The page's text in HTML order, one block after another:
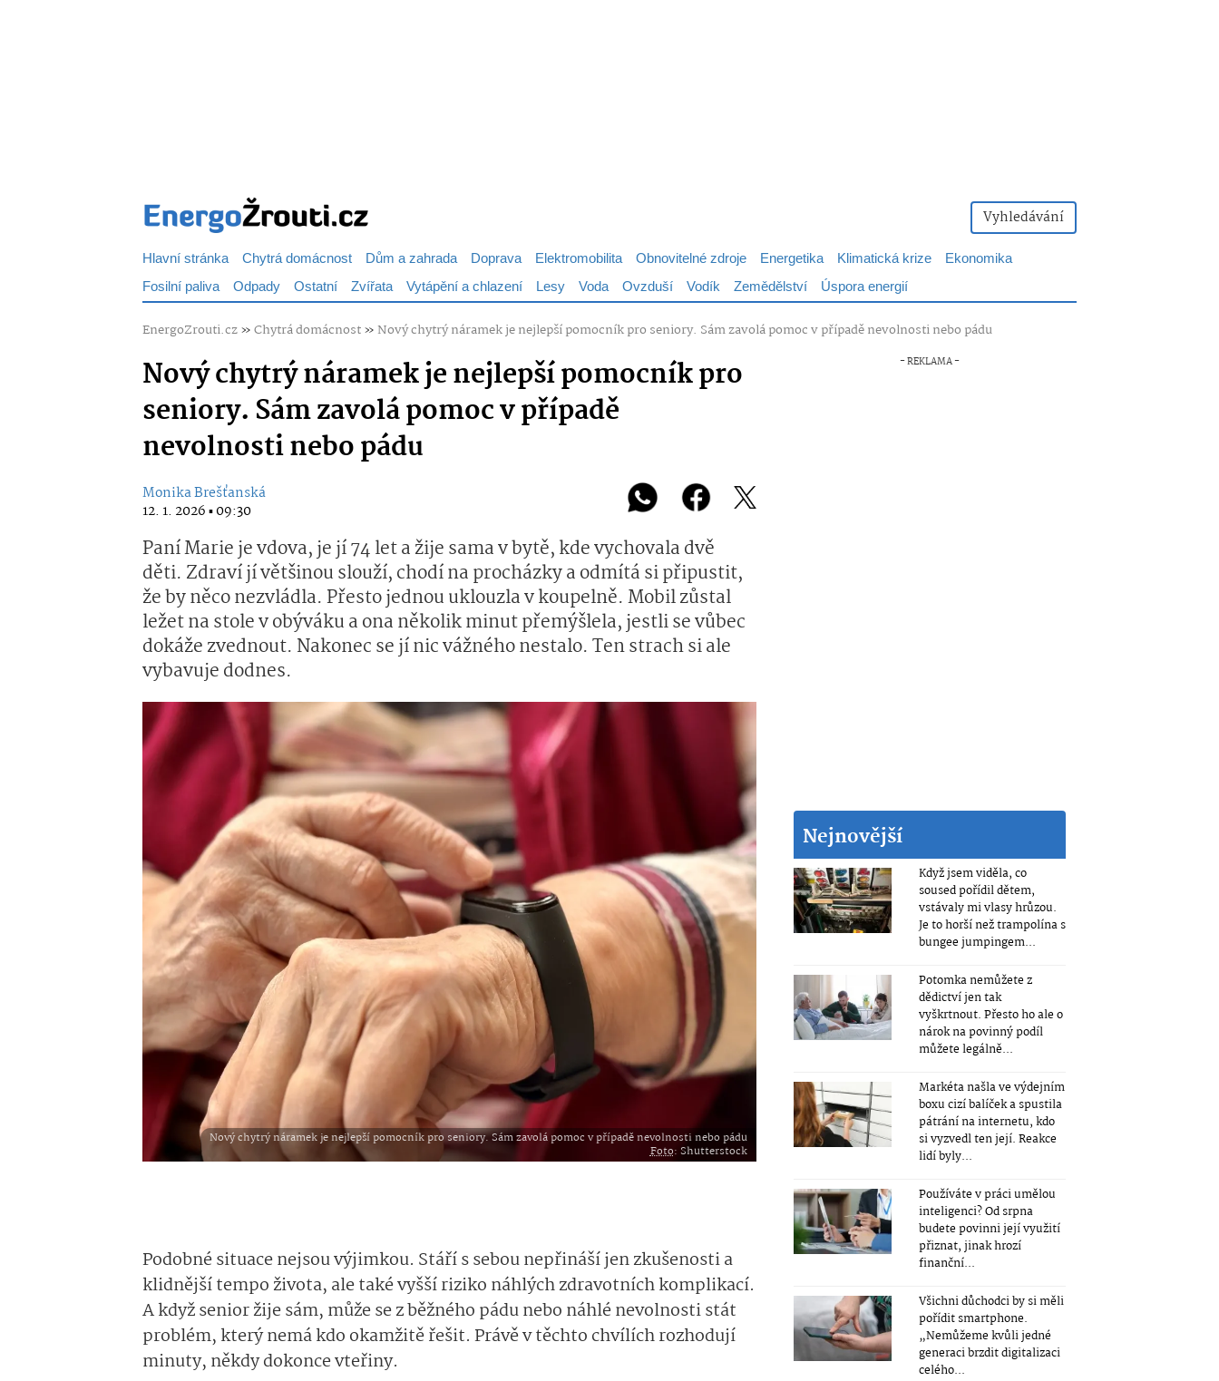
Vyhledávání
Hlavní stránka Chytrá domácnost Dům a zahrada Doprava Elektromobilita Obnovitelné zdroje Energetika Klimatická krize
Ekonomika
Fosilní paliva Odpady Ostatní Zvířata Vytápění a chlazení Lesy Voda Ovzduší Vodík Zemědělství Úspora energií
EnergoZrouti.cz»Chytrá domácnost»Nový chytrý náramek je nejlepší pomocník pro seniory. Sám zavolá pomoc v případě nevolnosti nebo pádu
Nový chytrý náramek je nejlepší pomocník pro
seniory. Sám zavolá pomoc v případě
nevolnosti nebo pádu
Monika Brešťanská
12. 1. 2026 ▪ 09:30
Paní Marie je vdova, je jí 74 let a žije sama v bytě, kde vychovala dvě
děti. Zdraví jí většinou slouží, chodí na procházky a odmítá si připustit,
že by něco nezvládla. Přesto jednou uklouzla v koupelně. Mobil zůstal
ležet na stole v obýváku a ona několik minut přemýšlela, jestli se vůbec
dokáže zvednout. Nakonec se jí nic vážného nestalo. Ten strach si ale
vybavuje dodnes.
Nový chytrý náramek je nejlepší pomocník pro seniory. Sám zavolá pomoc v případě nevolnosti nebo pádu
Foto: Shutterstock
Podobné situace nejsou výjimkou. Stáří s sebou nepřináší jen zkušenosti a
klidnější tempo života, ale také vyšší riziko náhlých zdravotních komplikací.
A když senior žije sám, může se z běžného pádu nebo náhlé nevolnosti stát
problém, který nemá kdo okamžitě řešit. Právě v těchto chvílích rozhodují
minuty, někdy dokonce vteřiny.
Nejnovější
Když jsem viděla, co
soused pořídil dětem,
vstávaly mi vlasy hrůzou.
Je to horší než trampolína s
bungee jumpingem...
Potomka nemůžete z
dědictví jen tak
vyškrtnout. Přesto ho ale o
nárok na povinný podíl
můžete legálně...
Markéta našla ve výdejním
boxu cizí balíček a spustila
pátrání na internetu, kdo
si vyzvedl ten její. Reakce
lidí byly...
Používáte v práci umělou
inteligenci? Od srpna
budete povinni její využití
přiznat, jinak hrozí
finanční...
Všichni důchodci by si měli
pořídit smartphone.
„Nemůžeme kvůli jedné
generaci brzdit digitalizaci
celého...